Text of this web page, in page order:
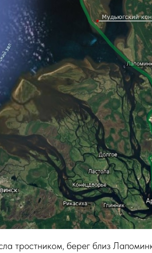
тростником, берег близ